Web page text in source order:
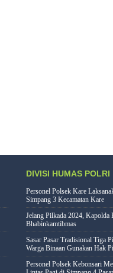
DIVISI HUMAS POLRI
Personel Polsek Kare
Simpang 3 Kecamatan Kare
Jelang Pilkada 2024, Kapolda
Bhabinkamtibmas
Sasar Pasar Tradisional Tiga
Warga Binaan Gunakan Hak
Personel Polsek Kebonsari